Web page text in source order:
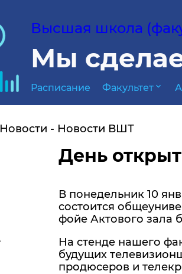
Высшая школа
Мы
Расписание Факультет expand_more
Новости Новости ВШТ
День
В понедельник 10
состоится
фойе Актового зала
На стенде нашего
будущих
продюсеров и